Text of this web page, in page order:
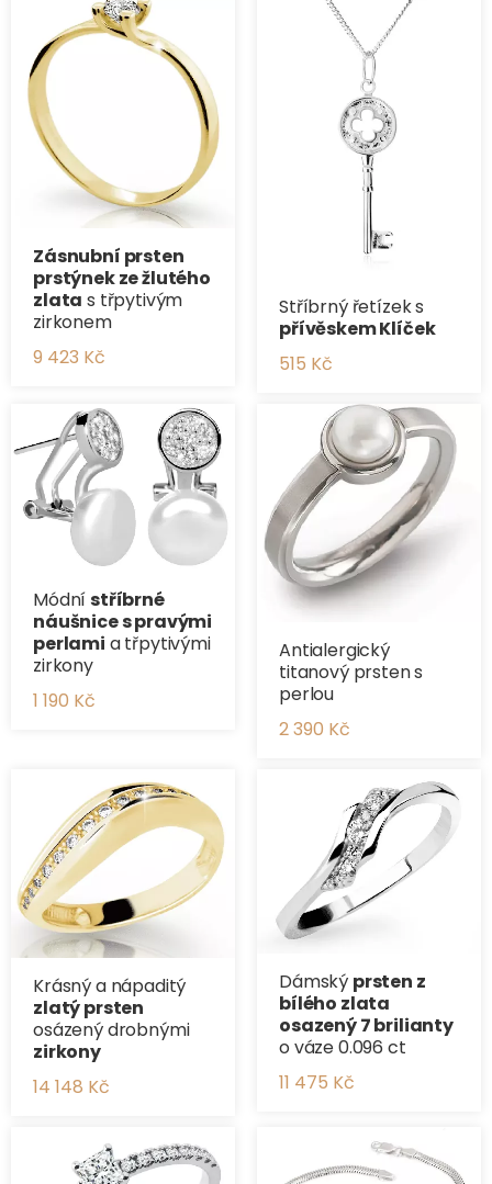
Zásnubní prsten
prstýnek ze žlutého
zlata s třpytivým
zirkonem
9 423 Kč
Stříbrný řetízek s
přívěskem Klíček
515 Kč
Módnístříbrné
náušnice s pravými
perlami a třpytivými
zirkony
1 190 Kč
Antialergický
titanový prsten s
perlou
2 390 Kč
Krásný a nápaditý
zlatý prsten
osázený drobnými
zirkony
14 148 Kč
Dámský prsten z
bílého zlata
osazený 7 brilianty
o váze 0.096 ct
11 475 Kč